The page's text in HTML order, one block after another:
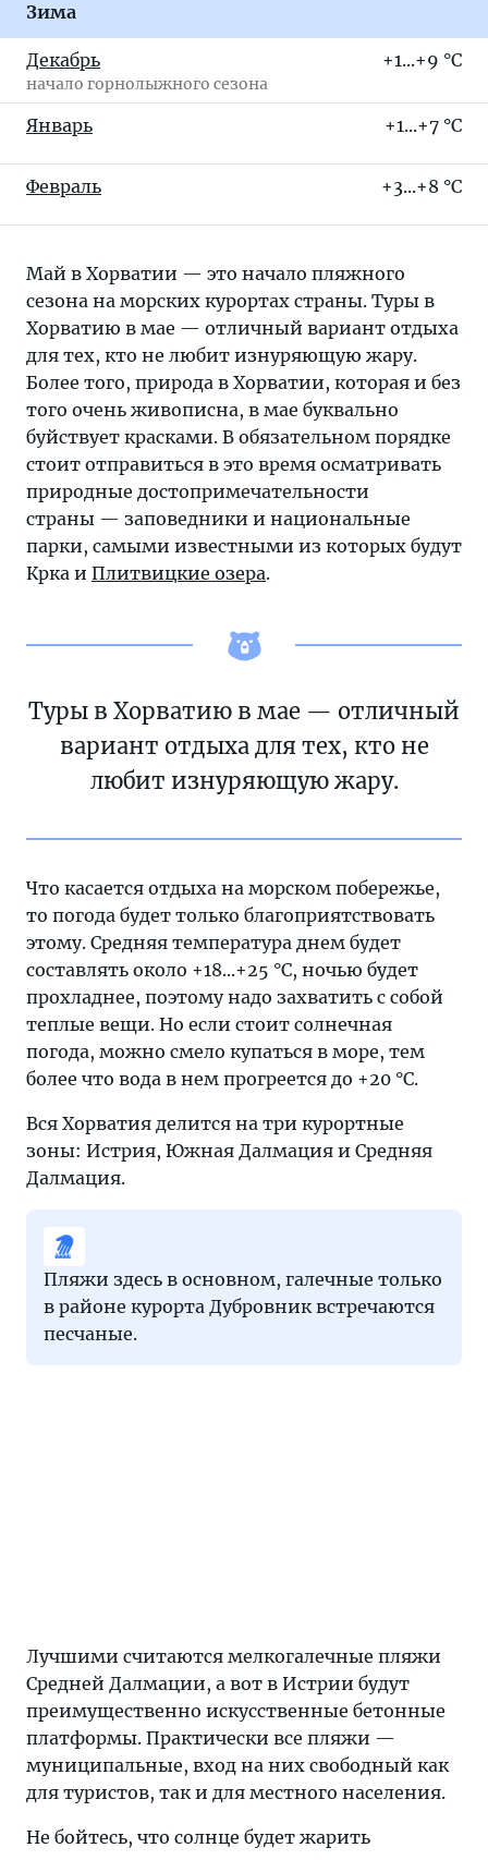
Зима
Декабрь
начало горнолыжного сезона
+1...+9 °C
Январь +1...+7 °C
Февраль +3...+8 °C
Май в Хорватии — это начало пляжного
сезона на морских курортах страны. Туры в
Хорватию в мае — отличный вариант отдыха
для тех, кто не любит изнуряющую жару.
Более того, природа в Хорватии, которая и без
того очень живописна, в мае буквально
буйствует красками. В обязательном порядке
стоит отправиться в это время осматривать
природные достопримечательности
страны — заповедники и национальные
парки, самыми известными из которых будут
Крка и Плитвицкие озера.
Туры в Хорватию в мае — отличный
вариант отдыха для тех, кто не
любит изнуряющую жару.
Что касается отдыха на морском побережье,
то погода будет только благоприятствовать
этому. Средняя температура днем будет
составлять около +18...+25 °C, ночью будет
прохладнее, поэтому надо захватить с собой
теплые вещи. Но если стоит солнечная
погода, можно смело купаться в море, тем
более что вода в нем прогреется до +20 °C.
Вся Хорватия делится на три курортные
зоны: Истрия, Южная Далмация и Средняя
Далмация.
Пляжи здесь в основном, галечные только
в районе курорта Дубровник встречаются
песчаные.
Лучшими считаются мелкогалечные пляжи
Средней Далмации, а вот в Истрии будут
преимущественно искусственные бетонные
платформы. Практически все пляжи —
муниципальные, вход на них свободный как
для туристов, так и для местного населения.
Не бойтесь, что солнце будет жарить